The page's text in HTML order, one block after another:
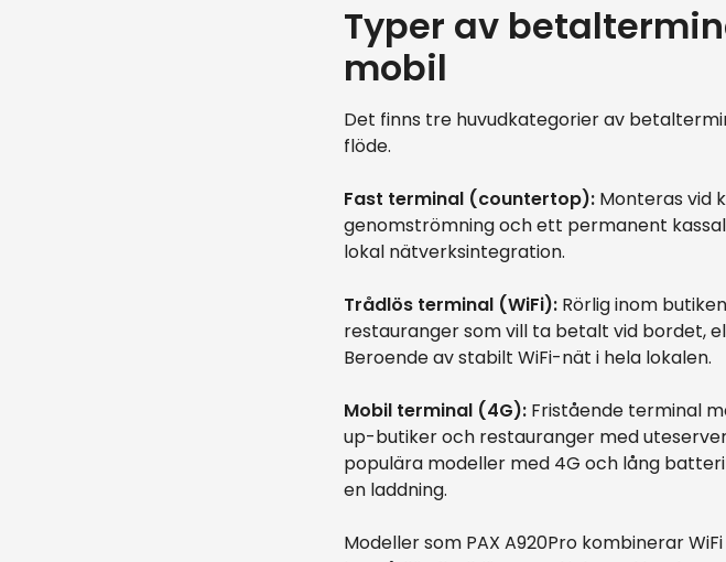
Typer av
mobil
Det finns tre huvudkategorier av
flöde.
Fast terminal (countertop): Monteras vid
genomströmning och ett permanent
lokal nätverksintegration.
Trådlös terminal (WiFi): Rörlig inom
restauranger som vill ta betalt vid bordet,
Beroende av stabilt WiFi-nät i hela lokalen.
Mobil terminal (4G): Fristående terminal
up-butiker och restauranger med
populära modeller med 4G och lång
en laddning.
Modeller som PAX A920Pro kombinerar